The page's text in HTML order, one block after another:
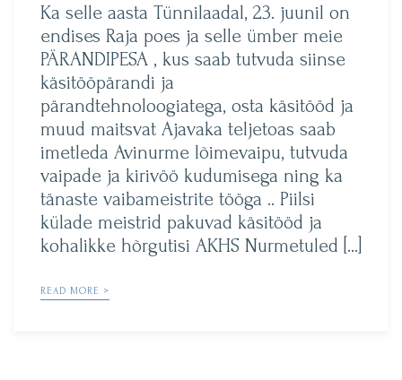
Ka selle aasta Tünnilaadal, 23. juunil on
endises Raja poes ja selle ümber meie
PÄRANDIPESA , kus saab tutvuda siinse
käsitööpärandi ja
pärandtehnoloogiatega, osta käsitööd ja
muud maitsvat Ajavaka teljetoas saab
imetleda Avinurme lõimevaipu, tutvuda
vaipade ja kirivöö kudumisega ning ka
tänaste vaibameistrite tööga .. Piilsi
külade meistrid pakuvad käsitööd ja
kohalikke hõrgutisi AKHS Nurmetuled […]
READ MORE >